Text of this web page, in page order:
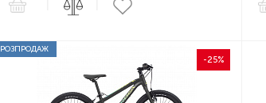
РОЗПРОДАЖ
-25%